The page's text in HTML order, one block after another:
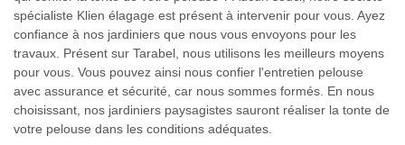
spécialiste Klien élagage est présent à intervenir pour vous. Ayez
confiance à nos jardiniers que nous vous envoyons pour les
travaux. Présent sur Tarabel, nous utilisons les meilleurs moyens
pour vous. Vous pouvez ainsi nous confier l'entretien pelouse
avec assurance et sécurité, car nous sommes formés. En nous
choisissant, nos jardiniers paysagistes sauront réaliser la tonte de
votre pelouse dans les conditions adéquates.